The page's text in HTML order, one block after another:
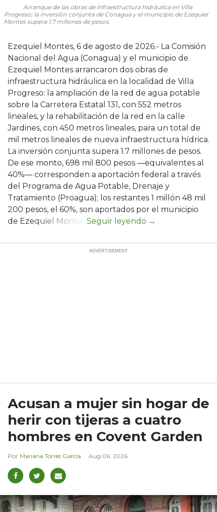
Arranque de las obras de infraestructura hidráulica en Villa
Progreso; la inversión conjunta de Conagua y el municipio de Ezequiel
Montes supera 1.7 millones de pesos.
Ezequiel Montes, 6 de agosto de 2026.- La Comisión
Nacional del Agua (Conagua) y el municipio de
Ezequiel Montes arrancaron dos obras de
infraestructura hidráulica en la localidad de Villa
Progreso: la ampliación de la red de agua potable
sobre la Carretera Estatal 131, con 552 metros
lineales, y la rehabilitación de la red en la calle
Jardines, con 450 metros lineales, para un total de
mil metros lineales de nueva infraestructura hídrica.
La inversión conjunta supera 1.7 millones de pesos.
De ese monto, 698 mil 800 pesos —equivalentes al
40%— corresponden a aportación federal a través
del Programa de Agua Potable, Drenaje y
Tratamiento (Proagua); los restantes 1 millón 48 mil
200 pesos, el 60%, son aportados por el municipio
de Ezequiel Montes.
Acusan a mujer sin hogar de
herir con tijeras a cuatro
hombres en Covent Garden
Mariana Torres García Aug 06, 2026